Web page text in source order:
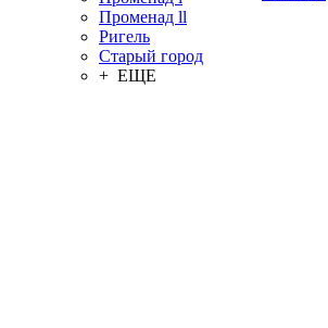
Променад ll
Ригель
Старый город
+ ЕЩЕ